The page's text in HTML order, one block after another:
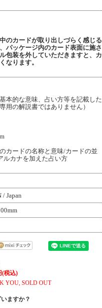
のカードが取り出しづらく感じる
パッケージ内のカード表面に施さ
包装を外していただきますと、カ
なります。
本的な意味、占い方等を記載した
用の解説書ではありません）
カードの名称と意味/カードの並
ルカナを加えた占い方
/ Japan
(税込)
YOU, SOLD OUT
ますか？